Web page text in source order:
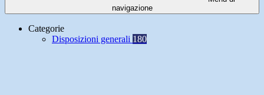
navigazione
Categorie
Disposizioni generali 180